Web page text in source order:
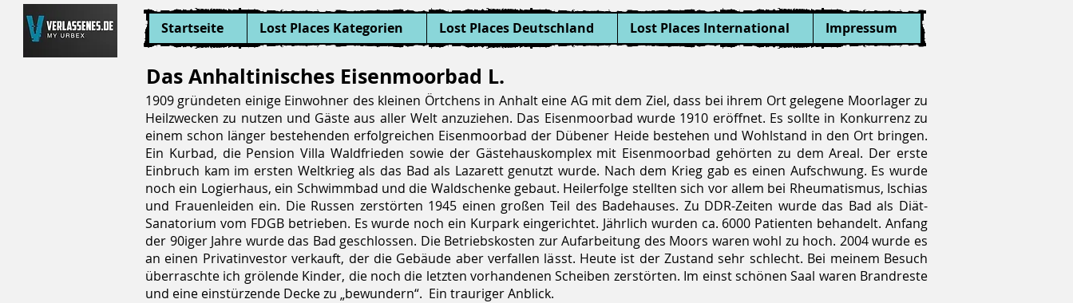
Startseite Lost Places Kategorien Lost Places Deutschland Lost Places International Impressum
Das Anhaltinisches Eisenmoorbad L.
1909 gründeten einige Einwohner des kleinen Örtchens in Anhalt eine AG mit dem Ziel, dass bei ihrem Ort gelegene Moorlager zu
Heilzwecken zu nutzen und Gäste aus aller Welt anzuziehen. Das Eisenmoorbad wurde 1910 eröffnet. Es sollte in Konkurrenz zu
einem schon länger bestehenden erfolgreichen Eisenmoorbad der Dübener Heide bestehen und Wohlstand in den Ort bringen.
Ein Kurbad, die Pension Villa Waldfrieden sowie der Gästehauskomplex mit Eisenmoorbad gehörten zu dem Areal. Der erste
Einbruch kam im ersten Weltkrieg als das Bad als Lazarett genutzt wurde. Nach dem Krieg gab es einen Aufschwung. Es wurde
noch ein Logierhaus, ein Schwimmbad und die Waldschenke gebaut. Heilerfolge stellten sich vor allem bei Rheumatismus, Ischias
und Frauenleiden ein. Die Russen zerstörten 1945 einen großen Teil des Badehauses. Zu DDR-Zeiten wurde das Bad als Diät-
Sanatorium vom FDGB betrieben. Es wurde noch ein Kurpark eingerichtet. Jährlich wurden ca. 6000 Patienten behandelt. Anfang
der 90iger Jahre wurde das Bad geschlossen. Die Betriebskosten zur Aufarbeitung des Moors waren wohl zu hoch. 2004 wurde es
an einen Privatinvestor verkauft, der die Gebäude aber verfallen lässt. Heute ist der Zustand sehr schlecht. Bei meinem Besuch
überraschte ich grölende Kinder, die noch die letzten vorhandenen Scheiben zerstörten. Im einst schönen Saal waren Brandreste
und eine einstürzende Decke zu „bewundern“. Ein trauriger Anblick.